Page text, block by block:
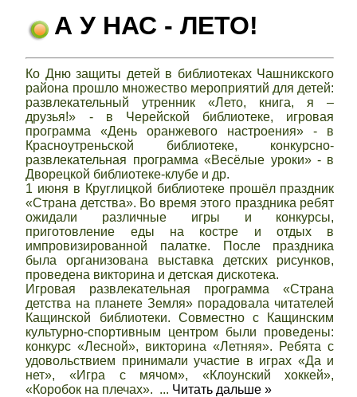
А У НАС - ЛЕТО!
Ко Дню защиты детей в библиотеках Чашникского
района прошло множество мероприятий для детей:
развлекательный утренник «Лето, книга, я –
друзья!» - в Черейской библиотеке, игровая
программа «День оранжевого настроения» - в
Красноутреньской библиотеке, конкурсно-
развлекательная программа «Весёлые уроки» - в
Дворецкой библиотеке-клубе и др.
1 июня в Круглицкой библиотеке прошёл праздник
«Страна детства». Во время этого праздника ребят
ожидали различные игры и конкурсы,
приготовление еды на костре и отдых в
импровизированной палатке. После праздника
была организована выставка детских рисунков,
проведена викторина и детская дискотека.
Игровая развлекательная программа «Страна
детства на планете Земля» порадовала читателей
Кащинской библиотеки. Совместно с Кащинским
культурно-спортивным центром были проведены:
конкурс «Лесной», викторина «Летняя». Ребята с
удовольствием принимали участие в играх «Да и
нет», «Игра с мячом», «Клоунский хоккей»,
«Коробок на плечах». ... Читать дальше »